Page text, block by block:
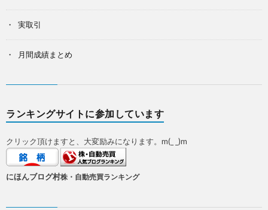
実取引
月間成績まとめ
ランキングサイトに参加しています
クリック頂けますと、大変励みになります。m(_ _)m
にほんブログ村株・自動売買ランキング